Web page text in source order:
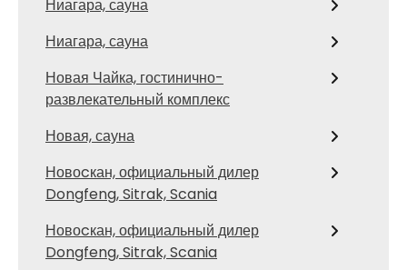
Ниагара, сауна
Ниагара, сауна
Новая Чайка, гостинично-
развлекательный комплекс
Новая, сауна
Новоcкан, официальный дилер
Dongfeng, Sitrak, Scania
Новоcкан, официальный дилер
Dongfeng, Sitrak, Scania